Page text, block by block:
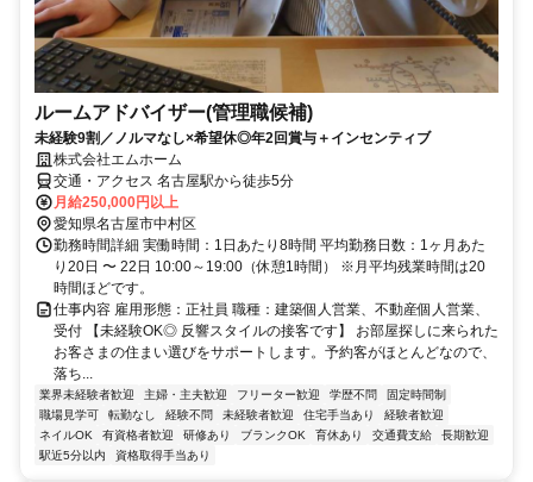
ルームアドバイザー(管理職候補)
未経験9割／ノルマなし×希望休◎年2回賞与＋インセンティブ
株式会社エムホーム
交通・アクセス 名古屋駅から徒歩5分
月給250,000円以上
愛知県名古屋市中村区
勤務時間詳細 実働時間：1日あたり8時間 平均勤務日数：1ヶ月あた
り20日 〜 22日 10:00～19:00（休憩1時間） ※月平均残業時間は20
時間ほどです。
仕事内容 雇用形態：正社員 職種：建築個人営業、不動産個人営業、
受付 【未経験OK◎ 反響スタイルの接客です】 お部屋探しに来られた
お客さまの住まい選びをサポートします。予約客がほとんどなので、
落ち...
業界未経験者歓迎 主婦・主夫歓迎 フリーター歓迎 学歴不問
固定時間制
職場見学可
転勤なし 経験不問 未経験者歓迎 住宅手当あり
経験者歓迎
ネイルOK
有資格者歓迎 研修あり ブランクOK 育休あり 交通費支給
長期歓迎
駅近5分以内
資格取得手当あり